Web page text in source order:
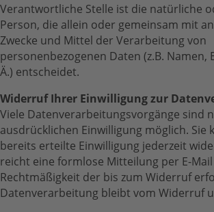
Verantwortliche Stelle ist die natürliche
Person, die allein oder gemeinsam mit
Zwecke und Mittel der Verarbeitung von
personenbezogenen Daten (z.B. Namen,
Ä.) entscheidet.
Widerruf Ihrer Einwilligung zur
Viele Datenverarbeitungsvorgänge sind
ausdrücklichen Einwilligung möglich. Sie
bereits erteilte Einwilligung jederzeit
reicht eine formlose Mitteilung per E-
Rechtmäßigkeit der bis zum Widerruf
Datenverarbeitung bleibt vom Widerruf